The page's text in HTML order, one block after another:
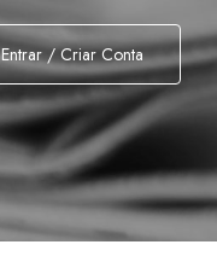
Entrar / Criar Conta